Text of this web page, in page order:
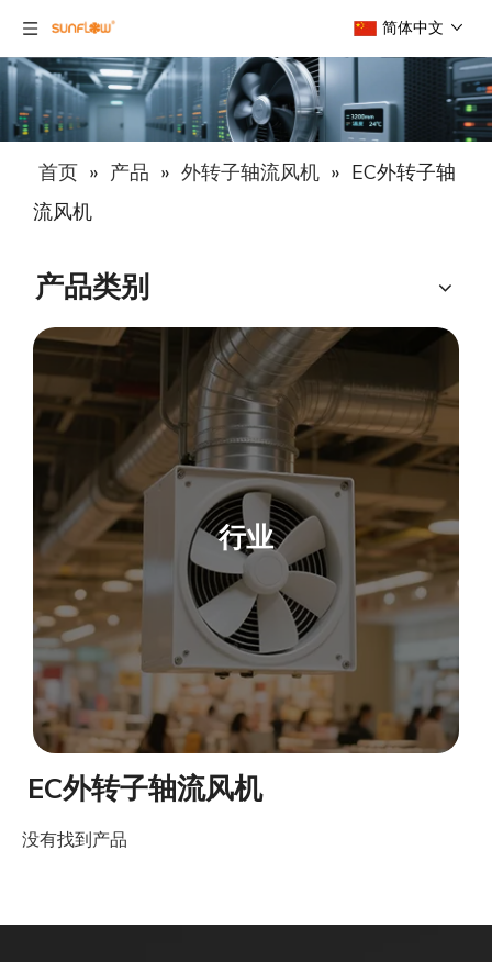
简体中文
首页 » 产品 » 外转子轴流风机 » EC外转子轴
流风机
产品类别
行业
EC外转子轴流风机
没有找到产品